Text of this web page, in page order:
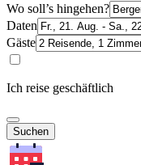
Wo soll’s hingehen?
Daten
Gäste
Ich reise geschäftlich
Suchen